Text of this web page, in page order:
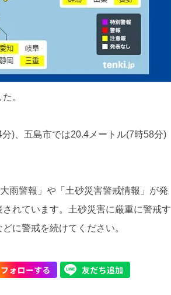
。
)、五島市では20.4メートル(7時58分)
雨警報」や「土砂災害警戒情報」が発
れています。土砂災害に厳重に警戒す
に警戒を続けてください。